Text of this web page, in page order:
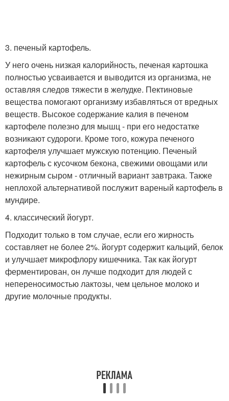
3. печеный картофель.
У него очень низкая калорийность, печеная картошка
полностью усваивается и выводится из организма, не
оставляя следов тяжести в желудке. Пектиновые
вещества помогают организму избавляться от вредных
веществ. Высокое содержание калия в печеном
картофеле полезно для мышц - при его недостатке
возникают судороги. Кроме того, кожура печеного
картофеля улучшает мужскую потенцию. Печеный
картофель с кусочком бекона, свежими овощами или
нежирным сыром - отличный вариант завтрака. Также
неплохой альтернативой послужит вареный картофель в
мундире.
4. классический йогурт.
Подходит только в том случае, если его жирность
составляет не более 2%. йогурт содержит кальций, белок
и улучшает микрофлору кишечника. Так как йогурт
ферментирован, он лучше подходит для людей с
непереносимостью лактозы, чем цельное молоко и
другие молочные продукты.